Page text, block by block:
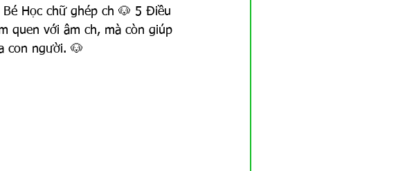
Học chữ ghép ch 🐶 5 Điều
quen với âm ch, mà còn giúp
con người. 🐶